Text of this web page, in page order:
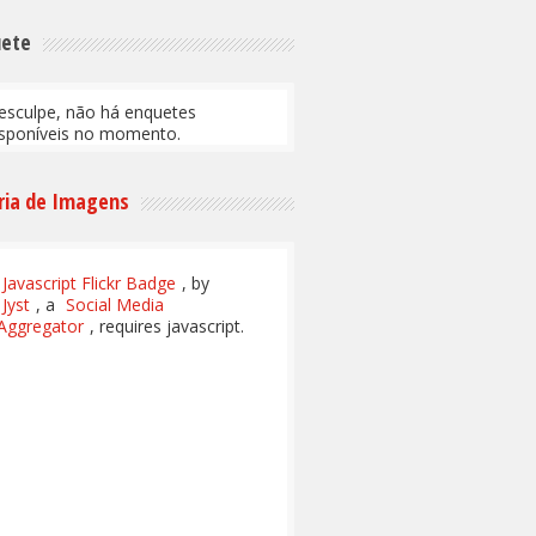
não há enquetes
no momento.
de Imagens
Javascript Flickr Badge , by
Jyst , a Social Media
, requires javascript.